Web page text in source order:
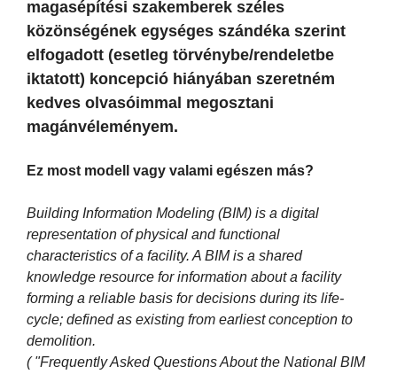
magasépítési szakemberek széles
közönségének egységes szándéka szerint
elfogadott (esetleg törvénybe/rendeletbe
iktatott) koncepció hiányában szeretném
kedves olvasóimmal megosztani
magánvéleményem.
Ez most modell vagy valami egészen más?
Building Information Modeling (BIM) is a digital
representation of physical and functional
characteristics of a facility. A BIM is a shared
knowledge resource for information about a facility
forming a reliable basis for decisions during its life-
cycle; defined as existing from earliest conception to
demolition.
( "Frequently Asked Questions About the National BIM